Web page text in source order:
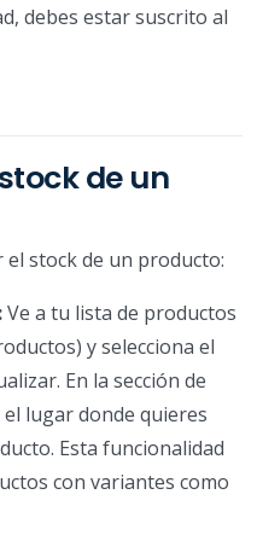
debes estar suscrito al
de un
stock de un producto:
Ve a tu lista de productos
y selecciona el
En la sección de
lugar donde quieres
Esta funcionalidad
con variantes como